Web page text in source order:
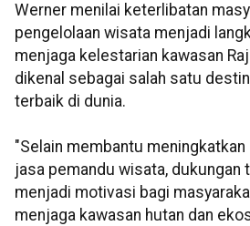
Werner menilai keterlibatan
pengelolaan wisata menjadi
menjaga kelestarian kawasan
dikenal sebagai salah satu
terbaik di dunia.
"Selain membantu meningkatkan
jasa pemandu wisata, dukungan
menjadi motivasi bagi
menjaga kawasan hutan dan